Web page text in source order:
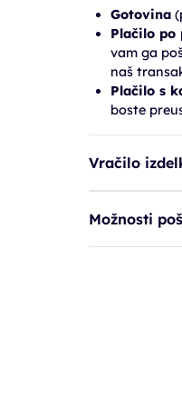
Gotovina
Plačilo po
vam ga
naš
Plačilo s
boste
Vračilo
Možnosti